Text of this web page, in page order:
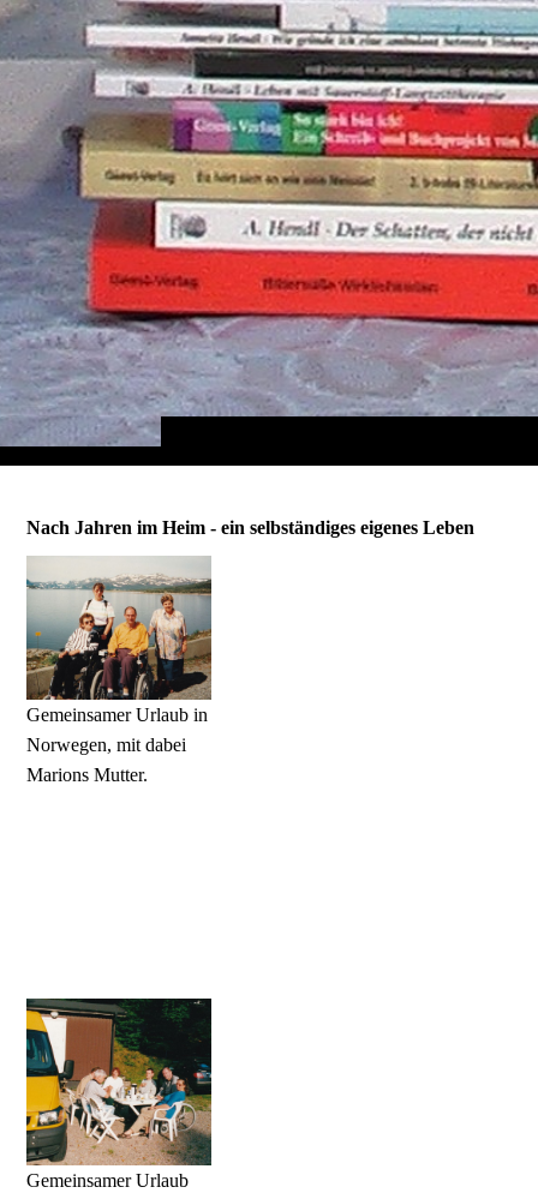
Nach Jahren im Heim - ein selbständiges eigenes Leben
Gemeinsamer Urlaub in
Norwegen, mit dabei
Marions Mutter.
Gemeinsamer Urlaub